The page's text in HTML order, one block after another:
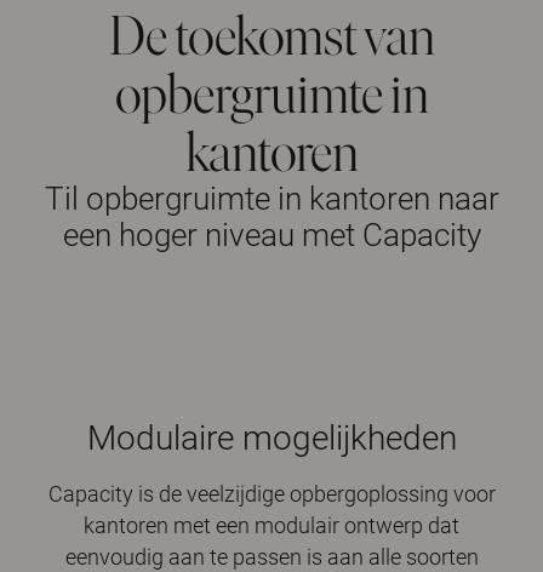
De toekomst van
opbergruimte in
kantoren
Til opbergruimte in kantoren naar
een hoger niveau met Capacity
Modulaire mogelijkheden
Capacity is de veelzijdige opbergoplossing voor
kantoren met een modulair ontwerp dat
eenvoudig aan te passen is aan alle soorten